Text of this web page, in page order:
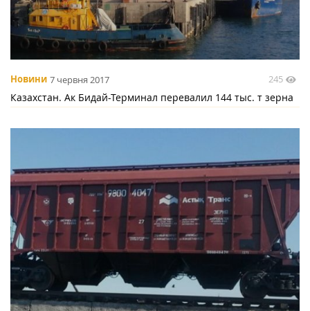
Новини 7 червня 2017 245
Казахстан. Ак Бидай-Терминал перевалил 144 тыс. т зерна